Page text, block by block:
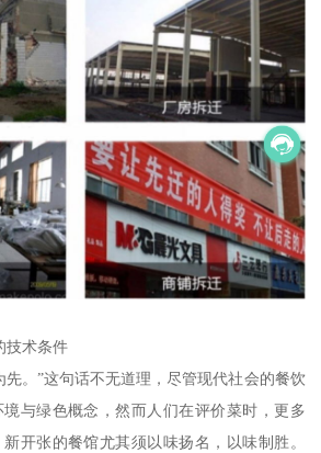
技术条件
先。”这句话不无道理，尽管现代社会的餐饮
与绿色概念，然而人们在评价菜时，更多
开张的餐馆尤其须以味扬名，以味制胜。